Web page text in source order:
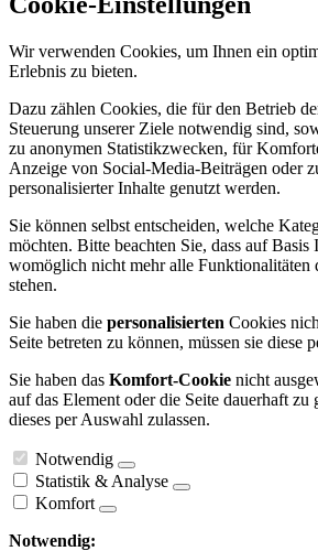
Wir verwenden Cookies, um Ihnen ein
Erlebnis zu bieten.
Dazu zählen Cookies, die für den Betrieb
Steuerung unserer Ziele notwendig sind,
zu anonymen Statistikzwecken, für
Anzeige von Social-Media-Beiträgen oder
personalisierter Inhalte genutzt werden.
Sie können selbst entscheiden, welche
möchten. Bitte beachten Sie, dass auf Basis
womöglich nicht mehr alle Funktionalitäten
stehen.
Sie haben die personalisierten Cookies
Seite betreten zu können, müssen sie diese
Sie haben das Komfort-Cookie nicht
auf das Element oder die Seite dauerhaft zu
dieses per Auswahl zulassen.
Notwendig
Statistik & Analyse
Komfort
Notwendig: